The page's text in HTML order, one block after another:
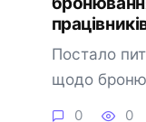
Постало
щодо
0 0